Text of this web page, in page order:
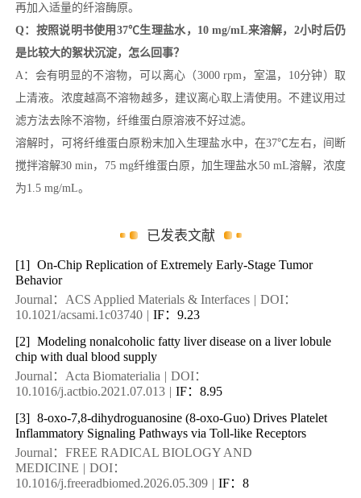
再加入适量的纤溶酶原。
Q：按照说明书使用37℃生理盐水，10 mg/mL来溶解，2小时后仍
是比较大的絮状沉淀，怎么回事？
A：会有明显的不溶物，可以离心（3000 rpm，室温，10分钟）取
上清液。浓度越高不溶物越多，建议离心取上清使用。不建议用过
滤方法去除不溶物，纤维蛋白原溶液不好过滤。
溶解时，可将纤维蛋白原粉末加入生理盐水中，在37℃左右，间断
搅拌溶解30 min，75 mg纤维蛋白原，加生理盐水50 mL溶解，浓度
为1.5 mg/mL。
已发表文献
[1] On-Chip Replication of Extremely Early-Stage Tumor
Behavior
Journal：ACS Applied Materials & Interfaces | DOI：
10.1021/acsami.1c03740 | IF：9.23
[2] Modeling nonalcoholic fatty liver disease on a liver lobule
chip with dual blood supply
Journal：Acta Biomaterialia | DOI：
10.1016/j.actbio.2021.07.013 | IF：8.95
[3] 8-oxo-7,8-dihydroguanosine (8-oxo-Guo) Drives Platelet
Inflammatory Signaling Pathways via Toll-like Receptors
Journal：FREE RADICAL BIOLOGY AND
MEDICINE | DOI：
10.1016/j.freeradbiomed.2026.05.309 | IF：8